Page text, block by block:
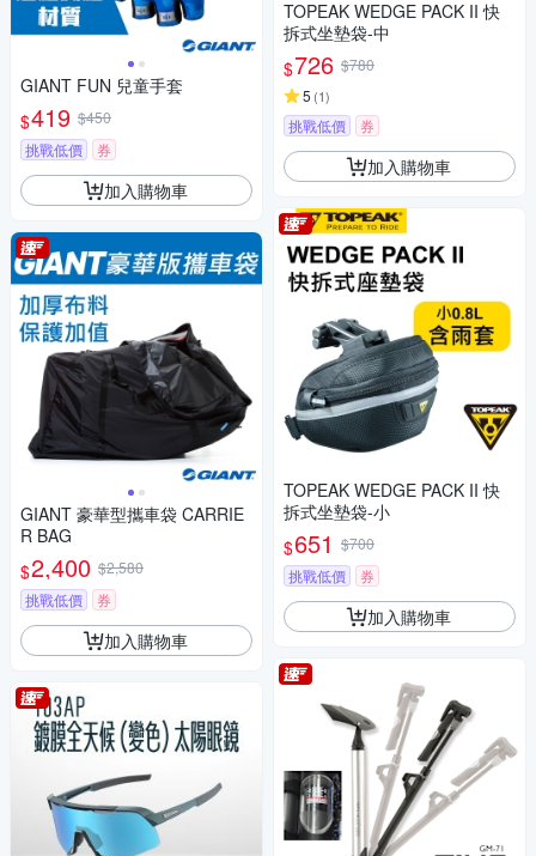
GIANT FUN 兒童手套
$419 $450
挑戰低價
券
加入購物車
GIANT 豪華型攜車袋 CARRIE
R BAG
$2,400 $2,580
挑戰低價
券
加入購物車
TOPEAK WEDGE PACK II 快
拆式坐墊袋-中
$726 $780
5 (1)
挑戰低價 券
加入購物車
TOPEAK WEDGE PACK II 快
拆式坐墊袋-小
$651 $700
挑戰低價
券
加入購物車